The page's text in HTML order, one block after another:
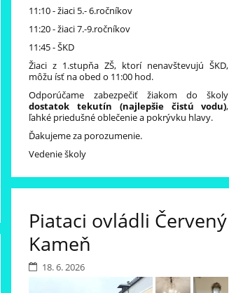
11:10 - žiaci 5.- 6.ročníkov
11:20 - žiaci 7.-9.ročníkov
11:45 - ŠKD
Žiaci z 1.stupňa ZŠ, ktorí nenavštevujú ŠKD,
môžu ísť na obed o 11:00 hod.
Odporúčame zabezpečiť žiakom do školy
dostatok tekutín (najlepšie čistú vodu),
ľahké priedušné oblečenie a pokrývku hlavy.
Ďakujeme za porozumenie.
Vedenie školy
Piataci ovládli Červený
Kameň
18. 6. 2026